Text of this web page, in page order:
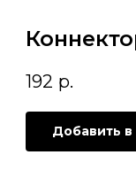
192 р.
Добавить в